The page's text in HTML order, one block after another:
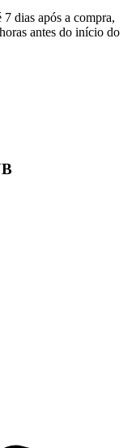
7 dias após a compra,
antes do início do